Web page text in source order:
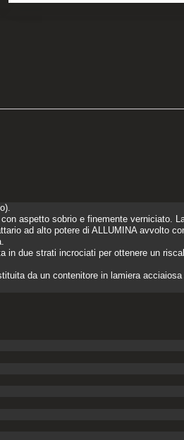
aspetto sobrio e finemente verniciato.
ad alto potere di ALLUMINA avvolto
due strati incrociati per ottenere un
da un contenitore in lamiera